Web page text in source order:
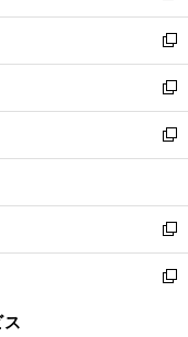
開
く
ウ
で
開
く
ウ
ィ
ン
ド
ウ
で
開
し
い
ウ
ィ
ン
ド
ウ
開
く
新
し
い
ウ
ィ
ン
ウ
で
開
く
新
し
い
ウ
ン
ド
ウ
で
新
し
ウ
ィ
ン
ド
新
し
い
新